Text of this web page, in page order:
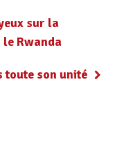
sur la
Rwanda
toute son unité